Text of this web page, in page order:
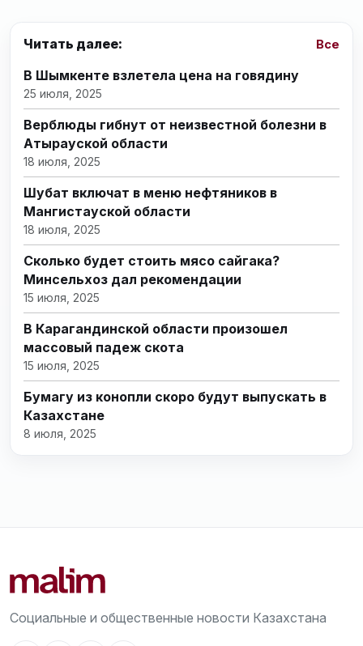
Читать далее: Все
В Шымкенте взлетела цена на говядину
25 июля, 2025
Верблюды гибнут от неизвестной болезни в
Атырауской области
18 июля, 2025
Шубат включат в меню нефтяников в
Мангистауской области
18 июля, 2025
Сколько будет стоить мясо сайгака?
Минсельхоз дал рекомендации
15 июля, 2025
В Карагандинской области произошел
массовый падеж скота
15 июля, 2025
Бумагу из конопли скоро будут выпускать в
Казахстане
8 июля, 2025
Социальные и общественные новости Казахстана